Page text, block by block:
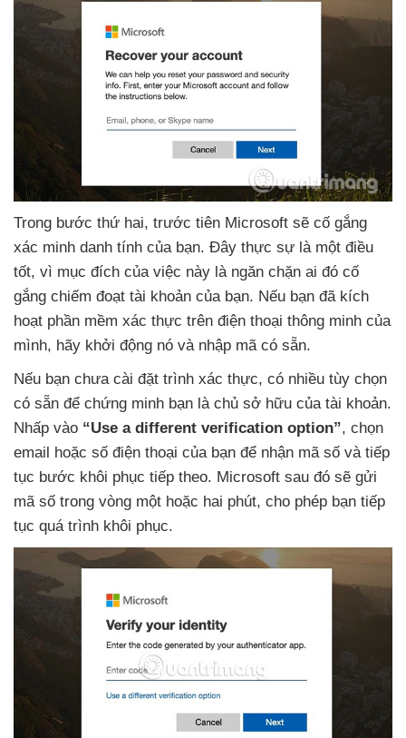
Trong bước thứ hai, trước tiên Microsoft sẽ cố gắng
xác minh danh tính của bạn. Đây thực sự là một điều
tốt, vì mục đích của việc này là ngăn chặn ai đó cố
gắng chiếm đoạt tài khoản của bạn. Nếu bạn đã kích
hoạt phần mềm xác thực trên điện thoại thông minh của
mình, hãy khởi động nó và nhập mã có sẵn.
Nếu bạn chưa cài đặt trình xác thực, có nhiều tùy chọn
có sẵn để chứng minh bạn là chủ sở hữu của tài khoản.
Nhấp vào “Use a different verification option”, chọn
email
hoặc số điện thoại của bạn để nhận mã số và tiếp
tục bước khôi phục tiếp theo. Microsoft sau đó sẽ gửi
mã số trong vòng một hoặc hai phút, cho phép bạn tiếp
tục quá trình khôi phục.